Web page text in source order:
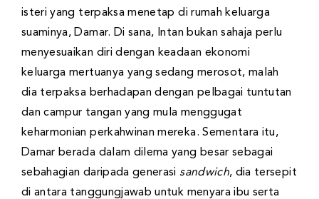
isteri yang terpaksa menetap di rumah keluarga
suaminya, Damar. Di sana, Intan bukan sahaja perlu
menyesuaikan diri dengan keadaan ekonomi
keluarga mertuanya yang sedang merosot, malah
dia terpaksa berhadapan dengan pelbagai tuntutan
dan campur tangan yang mula menggugat
keharmonian perkahwinan mereka. Sementara itu,
Damar berada dalam dilema yang besar sebagai
sebahagian daripada generasisandwich, dia tersepit
di antara tanggungjawab untuk menyara ibu serta